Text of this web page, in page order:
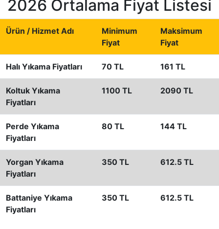
2026 Ortalama Fiyat Listesi
Ürün / Hizmet Adı
Minimum
Fiyat
Maksimum
Fiyat
Halı Yıkama Fiyatları 70 TL 161 TL
Koltuk Yıkama
Fiyatları
1100 TL 2090 TL
Perde Yıkama
Fiyatları
80 TL 144 TL
Yorgan Yıkama
Fiyatları
350 TL 612.5 TL
Battaniye Yıkama
Fiyatları
350 TL 612.5 TL